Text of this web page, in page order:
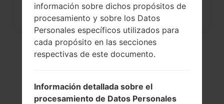
información sobre dichos propósitos de
procesamiento y sobre los Datos
Personales específicos utilizados para
cada propósito en las secciones
respectivas de este documento.
Información detallada sobre el
procesamiento de Datos Personales